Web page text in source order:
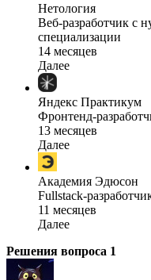
Нетология
Веб-разработчик с
специализации
14 месяцев
Далее
Яндекс Практикум
Фронтенд-
13 месяцев
Далее
Академия Эдюсон
Fullstack-
11 месяцев
Далее
Решения вопроса 1